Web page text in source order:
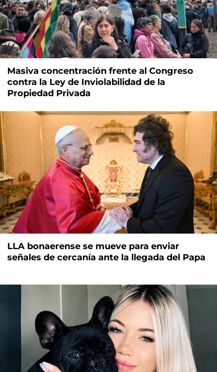
Masiva concentración frente al Congreso
contra la Ley de Inviolabilidad de la
Propiedad Privada
LLA bonaerense se mueve para enviar
señales de cercanía ante la llegada del Papa